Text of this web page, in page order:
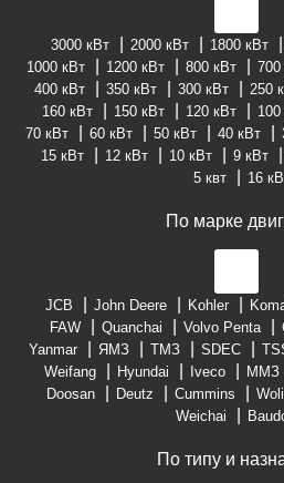
3000 кВт 2000 кВт 1800 кВт
1000 кВт
1200 кВт 800 кВт 700
400 кВт
350 кВт 300 кВт 250
160 кВт
150 кВт 120 кВт
70 кВт
60 кВт 50 кВт 40 кВт
15 кВт
12 кВт 10 кВт 9 кВт
5 квт
16
По марке
JCB John Deere Kohler
FAW
Quanchai Volvo Penta
Yanmar
ЯМЗ ТМЗ SDEC
Weifang
Hyundai Iveco ММЗ
Doosan
Deutz Cummins
Weichai
По типу и